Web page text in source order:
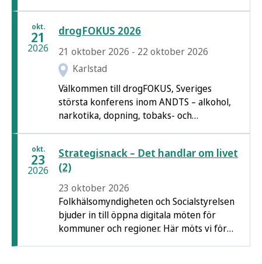
den andra av två webbinarier.
okt.
21
2026
drogFOKUS 2026
21 oktober 2026 - 22 oktober 2026
Karlstad
Välkommen till drogFOKUS, Sveriges
största konferens inom ANDTS – alkohol,
narkotika, dopning, tobaks- och
samtal och knyt viktiga kontakter.
okt.
23
2026
Strategisnack – Det handlar om livet
(2)
23 oktober 2026
Folkhälsomyndigheten och Socialstyrelsen
bjuder in till öppna digitala möten för
kommuner och regioner. Här möts vi för